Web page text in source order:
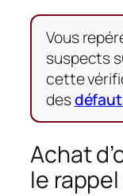
Vous
suspects
cette
des
Achat
le